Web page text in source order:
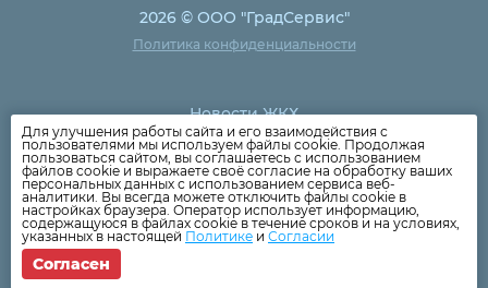
2026 © ООО "ГрадСервис"
Политика конфиденциальности
Новости ЖКХ
Новости компании
Как оплатить
Дома
Раскрытие информации
Вопросы
Для улучшения работы сайта и его взаимодействия с
пользователями мы используем файлы cookie. Продолжая
пользоваться сайтом, вы соглашаетесь с использованием
файлов cookie и выражаете своё согласие на обработку ваших
персональных данных с использованием сервиса веб-
аналитики. Вы всегда можете отключить файлы cookie в
настройках браузера. Оператор использует информацию,
содержащуюся в файлах cookie в течение сроков и на условиях,
указанных в настоящей Политике и Согласии
Согласен